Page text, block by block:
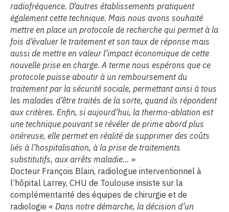
radiofréquence. D’autres établissements pratiquent
également cette technique. Mais nous avons souhaité
mettre en place un protocole de recherche qui permet à la
fois d’évaluer le traitement et son taux de réponse mais
aussi de mettre en valeur l’impact économique de cette
nouvelle prise en charge. A terme nous espérons que ce
protocole puisse aboutir à un remboursement du
traitement par la sécurité sociale, permettant ainsi à tous
les malades d’être traités de la sorte, quand ils répondent
aux critères. Enfin, si aujourd’hui, la thermo-ablation est
une technique pouvant se révéler de prime abord plus
onéreuse, elle permet en réalité de supprimer des coûts
liés à l’hospitalisation, à la prise de traitements
substitutifs, aux arrêts maladie… »
Docteur François Blain, radiologue interventionnel à
l’hôpital Larrey, CHU de Toulouse insiste sur la
complémentarité des équipes de chirurgie et de
radiologie « Dans notre démarche, la décision d’un